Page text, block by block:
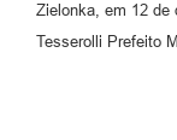
Zielonka, em 12 de
Tesserolli Prefeito